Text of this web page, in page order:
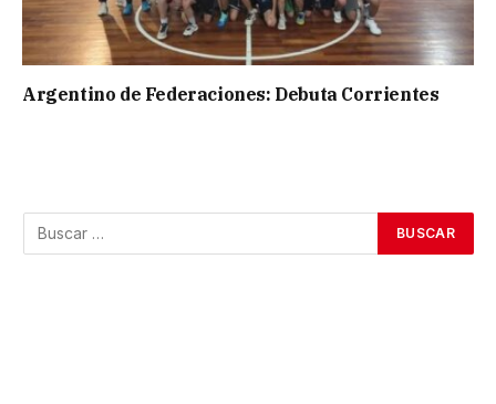
Argentino de Federaciones: Debuta Corrientes